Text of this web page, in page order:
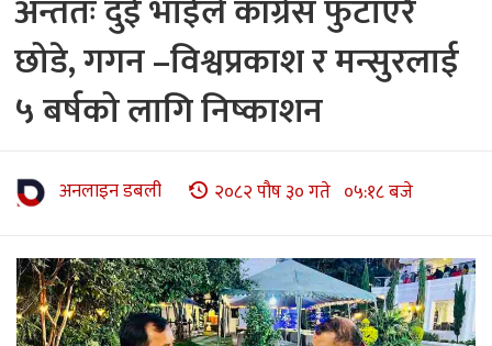
अन्ततः दुई भाईले काँग्रेस फुटाएरै
छोडे, गगन –विश्वप्रकाश र मन्सुरलाई
५ बर्षको लागि निष्काशन
अनलाइन डबली २०८२ पौष ३० गते ०५:१८ बजे